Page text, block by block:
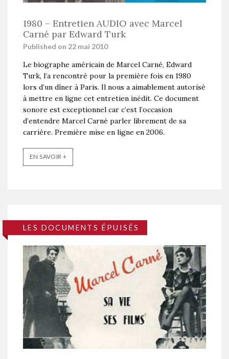
1980 – Entretien AUDIO avec Marcel
Carné par Edward Turk
Published on 22 mai 2010
Le biographe américain de Marcel Carné, Edward
Turk, l’a rencontré pour la première fois en 1980
lors d’un dîner à Paris. Il nous a aimablement autorisé
à mettre en ligne cet entretien inédit. Ce document
sonore est exceptionnel car c’est l’occasion
d’entendre Marcel Carné parler librement de sa
carrière. Première mise en ligne en 2006.
EN SAVOIR +
LES DOCUMENTS ÉPUISÉS